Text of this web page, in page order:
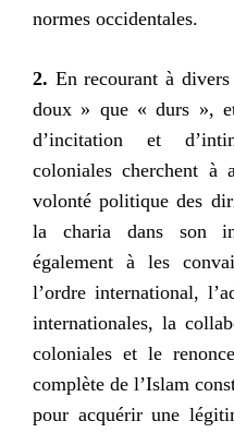
normes occidentales.
2. En recourant à
doux » que « durs »,
d’incitation et
coloniales cherchent à
volonté politique des
la charia dans son
également à les
l’ordre international,
internationales, la
coloniales et le
complète de l’Islam
pour acquérir une